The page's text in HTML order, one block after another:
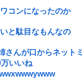
コンになったのか
と駄目なもんなの
さんが口からネット
いいね